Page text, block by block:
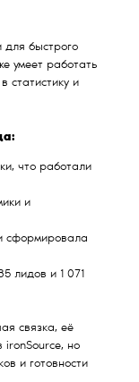
для быстрого
умеет работать
статистику и
что работали
и
сформировала
лидов и 1 071
связка, её
ironSource, но
и готовности